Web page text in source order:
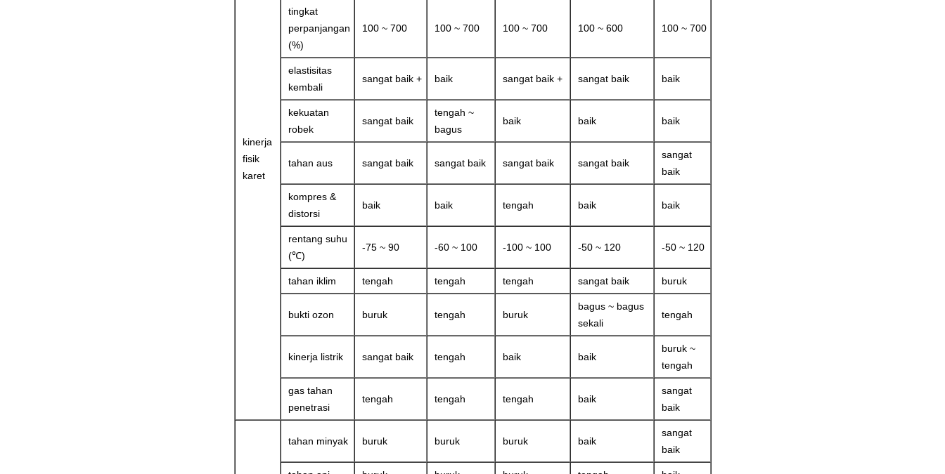
kinerja
fisik
karet
tingkat
perpanjangan
(%)
100 ~ 700 100 ~ 700 100 ~ 700 100 ~ 600 100 ~ 700
elastisitas
kembali
sangat baik + baik sangat baik + sangat baik baik
kekuatan
robek
sangat baik
tengah ~
bagus
baik baik baik
tahan aus sangat baik sangat baik sangat baik sangat baik
sangat
baik
kompres &
distorsi
baik baik tengah baik baik
rentang suhu
(℃)
-75 ~ 90 -60 ~ 100 -100 ~ 100 -50 ~ 120 -50 ~ 120
tahan iklim tengah tengah tengah sangat baik buruk
bukti ozon buruk tengah buruk
bagus ~ bagus
sekali
tengah
kinerja listrik sangat baik tengah baik baik
buruk ~
tengah
gas tahan
penetrasi
tengah tengah tengah baik
sangat
baik
tahan minyak buruk buruk buruk baik
sangat
baik